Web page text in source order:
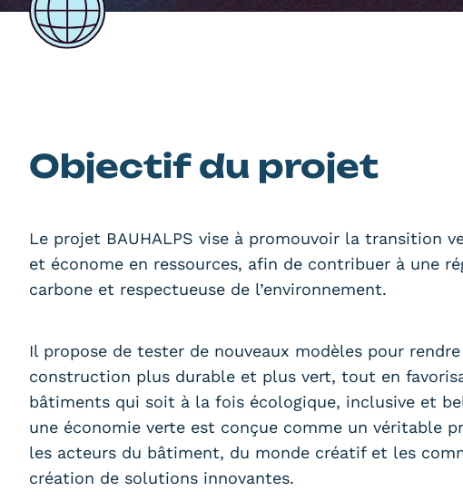
Objectif du projet
Le projet BAUHALPS vise à promouvoir la transition
et économe en ressources, afin de contribuer à une
carbone et respectueuse de l’environnement.
Il propose de tester de nouveaux modèles pour
construction plus durable et plus vert, tout en
bâtiments qui soit à la fois écologique, inclusive et
une économie verte est conçue comme un véritable
les acteurs du bâtiment, du monde créatif et les
création de solutions innovantes.